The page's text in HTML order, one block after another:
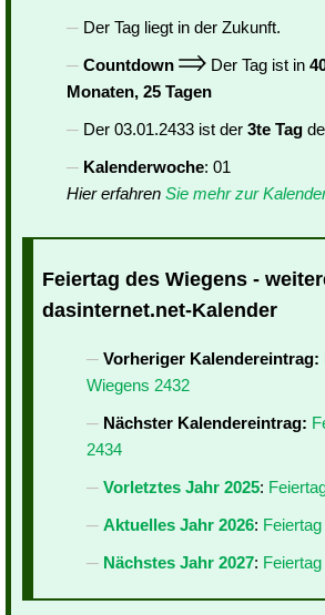
Der Tag liegt in der Zukunft.
Countdown
Der Tag ist in
Monaten, 25 Tagen
Der 03.01.2433 ist der 3te Tag
Kalenderwoche: 01
Hier erfahren Sie mehr zur
Feiertag des Wiegens -
dasinternet.net-Kalender
Vorheriger Kalendereintrag:
Wiegens 2432
Nächster Kalendereintrag:
2434
Vorletztes Jahr 2025:
Aktuelles Jahr 2026:
Nächstes Jahr 2027: